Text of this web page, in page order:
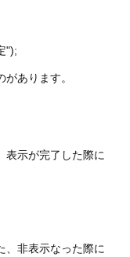
");
あります。
表示が完了した際に
、非表示なった際に